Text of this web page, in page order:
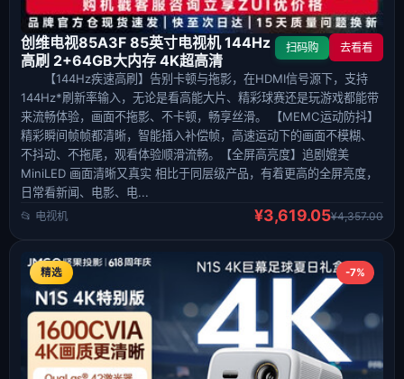
创维电视85A3F 85英寸电视机 144Hz
高刷 2+64GB大内存 4K超高清
扫码购 去看看
【144Hz疾速高刷】告别卡顿与拖影，在HDMI信号源下，支持
144Hz*刷新率输入，无论是看高能大片、精彩球赛还是玩游戏都能带
来流畅体验，画面不拖影、不卡顿，畅享丝滑。 【MEMC运动防抖】
精彩瞬间帧帧都清晰，智能插入补偿帧，高速运动下的画面不模糊、
不抖动、不拖尾，观看体验顺滑流畅。【全屏高亮度】追剧媲美
MiniLED 画面清晰又真实 相比于同层级产品，有着更高的全屏亮度，
日常看新闻、电影、电...
📂 电视机 ¥3,619.05¥4,357.00
-7%
精选